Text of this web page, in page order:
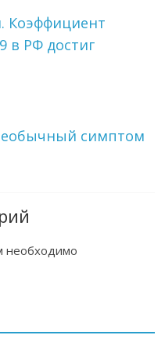
Коэффициент
в РФ достиг
симптом
необходимо